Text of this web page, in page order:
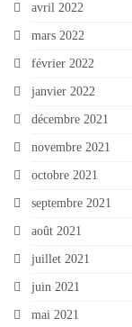
avril 2022
mars 2022
février 2022
janvier 2022
décembre 2021
novembre 2021
octobre 2021
septembre 2021
août 2021
juillet 2021
juin 2021
mai 2021